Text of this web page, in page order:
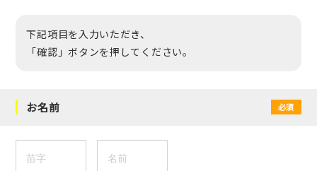
下記項目を入力いただき、
「確認」ボタンを押してください。
お名前 必須